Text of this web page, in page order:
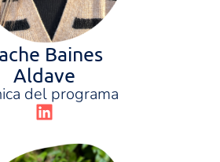
Baines
Aldave
del programa